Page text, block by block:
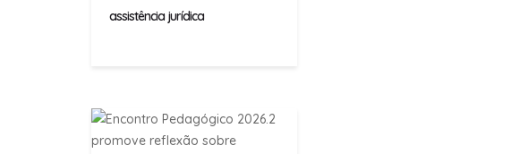
assistência jurídica